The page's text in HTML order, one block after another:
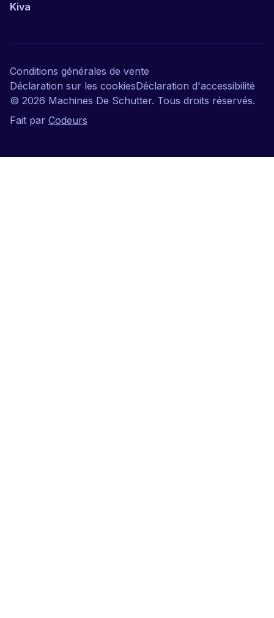
Kiva
© 2026 Machines De Schutter. Tous droits réservés.
Fait par Codeurs
Conditions générales de vente
Déclaration sur les cookiesDéclaration d'accessibilité